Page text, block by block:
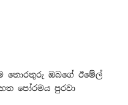
තොරතුරු ඔබගේ ඊමේල්
පෝරමය පුරවා